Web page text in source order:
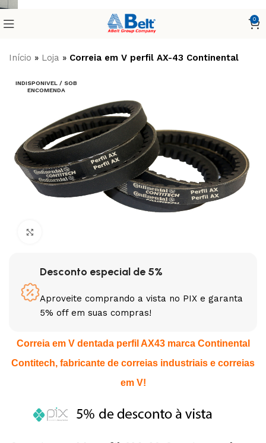
0
Início » Loja » Correia em V perfil AX-43 Continental
INDISPONIVEL / SOB
ENCOMENDA
Desconto especial de 5%
Aproveite comprando a vista no PIX e garanta
5% off em suas compras!
Correia em V dentada perfil AX43 marca Continental
Contitech, fabricante de correias industriais e correias
em V!